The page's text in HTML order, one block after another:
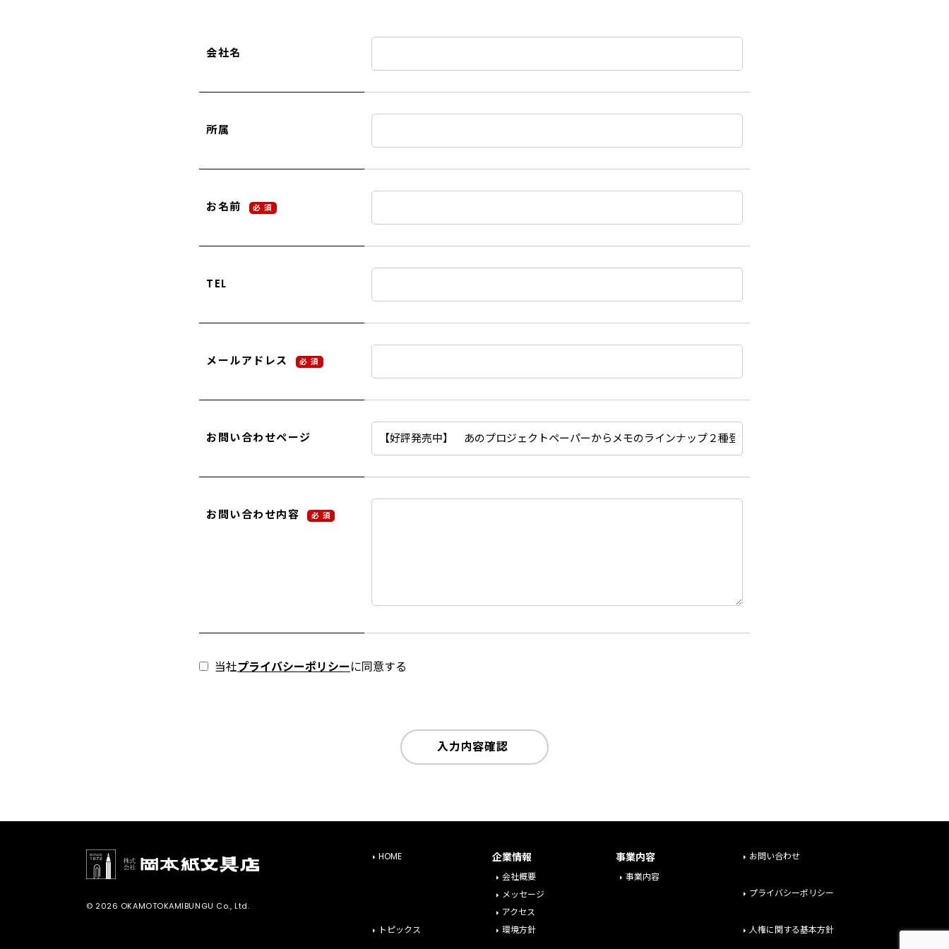
会社名
所属
お名前 必 須
TEL
メールアドレス 必 須
お問い合わせページ
お問い合わせ内容 必 須
当社プライバシーポリシーに同意する
入力内容確認
© 2026 OKAMOTOKAMIBUNGU Co., Ltd.
HOME
トピックス
企業情報
会社概要
メッセージ
アクセス
環境方針
事業内容
事業内容
お問い合わせ
プライバシーポリシー
人権に関する基本方針